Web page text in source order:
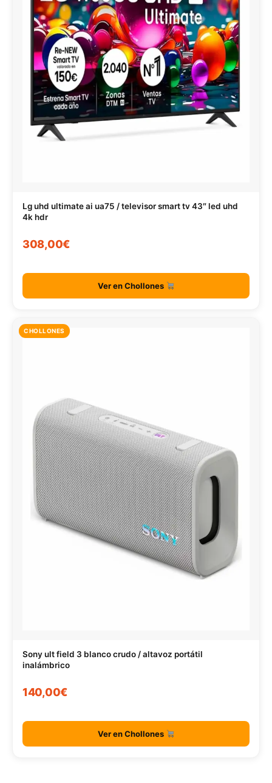
Lg uhd ultimate ai ua75 / televisor smart tv 43″ led uhd
4k hdr
308,00€
Ver en Chollones
CHOLLONES
Sony ult field 3 blanco crudo / altavoz portátil
inalámbrico
140,00€
Ver en Chollones